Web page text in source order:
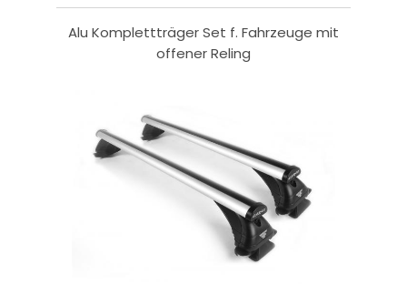
Alu Komplettträger Set f. Fahrzeuge mit
offener Reling